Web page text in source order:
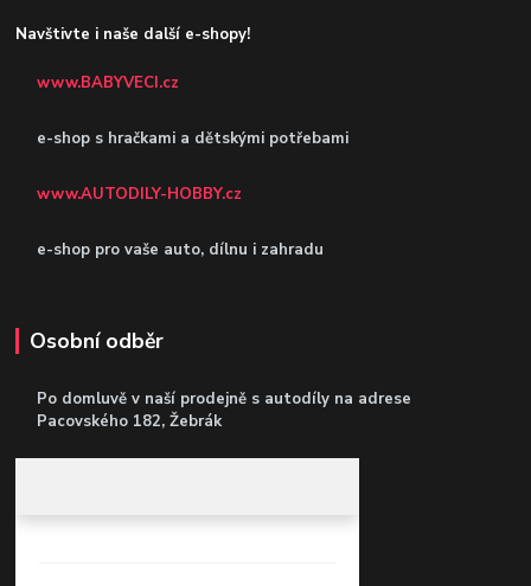
Navštivte i naše další e-shopy!
www.BABYVECI.cz
e-shop s hračkami a dětskými potřebami
www.AUTODILY-HOBBY.cz
e-shop pro vaše auto, dílnu i zahradu
Osobní odběr
Po domluvě v naší prodejně s autodíly na adrese
Pacovského 182, Žebrák